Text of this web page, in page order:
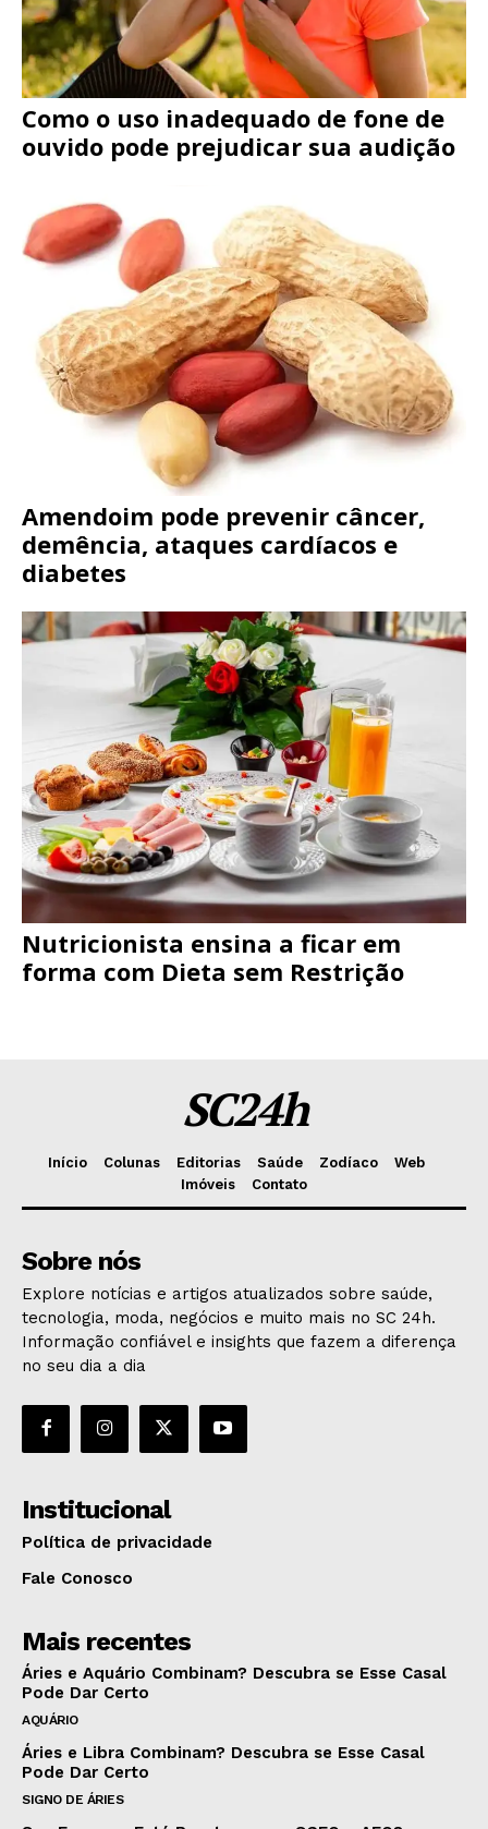
Como o uso inadequado de fone de
ouvido pode prejudicar sua audição
Amendoim pode prevenir câncer,
demência, ataques cardíacos e
diabetes
Nutricionista ensina a ficar em
forma com Dieta sem Restrição
SC24h
Início Colunas Editorias Saúde Zodíaco
Web
Imóveis
Contato
Sobre nós
Explore notícias e artigos atualizados sobre saúde,
tecnologia, moda, negócios e muito mais no SC 24h.
Informação confiável e insights que fazem a diferença
no seu dia a dia
Institucional
Política de privacidade
Fale Conosco
Mais recentes
Áries e Aquário Combinam? Descubra se Esse Casal
Pode Dar Certo
AQUÁRIO
Áries e Libra Combinam? Descubra se Esse Casal
Pode Dar Certo
SIGNO DE ÁRIES